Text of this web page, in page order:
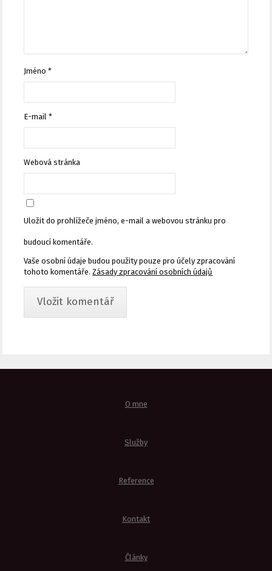
Jméno*
E-mail*
Webová stránka
Uložit do prohlížeče jméno, e-mail a webovou stránku pro
budoucí komentáře.
Vaše osobní údaje budou použity pouze pro účely zpracování
tohoto komentáře. Zásady zpracování osobních údajů
O mne
Služby
Reference
Kontakt
Články